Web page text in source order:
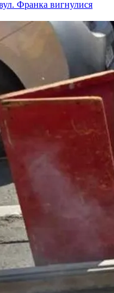
Франка вигнулися